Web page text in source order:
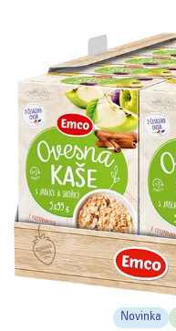
hvězdiček.
Novinka